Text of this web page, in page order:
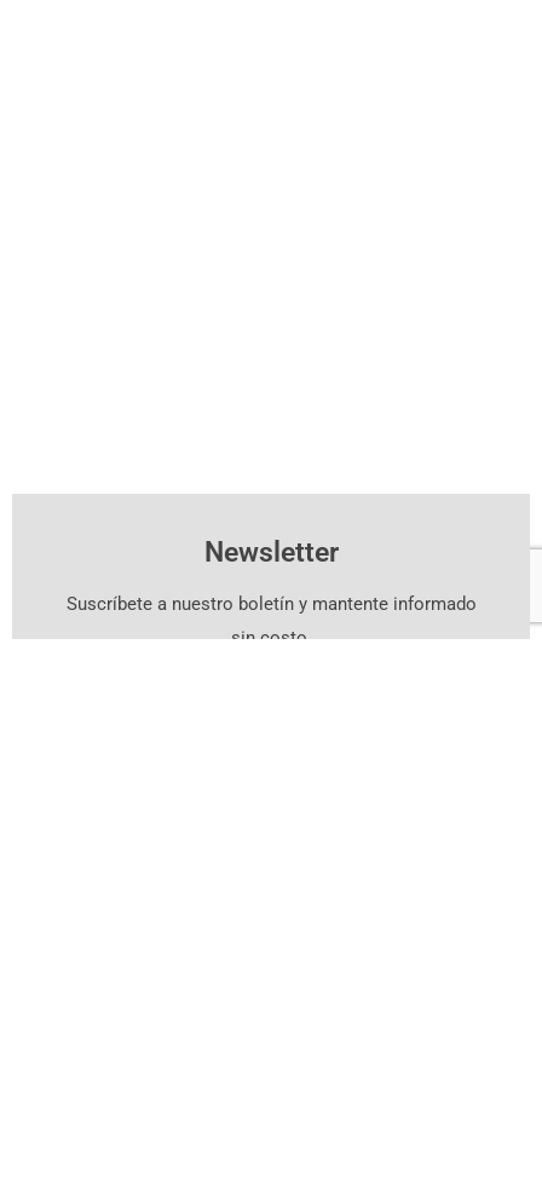
Newsletter
Suscríbete a nuestro boletín y mantente informado
sin costo.